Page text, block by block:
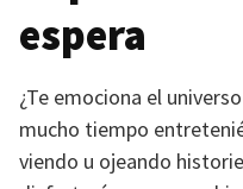
espera
¿Te emociona el
mucho tiempo
viendo u ojeando